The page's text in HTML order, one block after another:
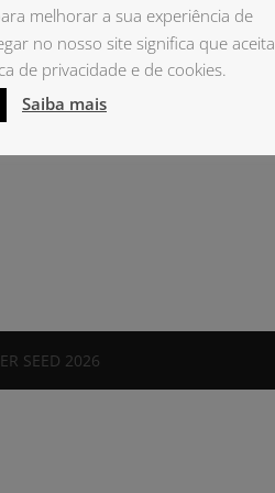
SEED 2026
melhorar a sua experiência de
no nosso site significa que aceita
de privacidade e de cookies.
Saiba mais